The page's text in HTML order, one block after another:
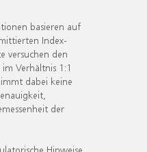
basieren auf
Index-
versuchen den
Verhältnis 1:1
dabei keine
der